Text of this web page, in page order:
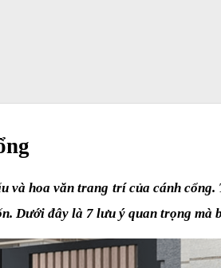
hoa văn trang trí của cánh cổng.
Dưới đây là 7 lưu ý quan trọng